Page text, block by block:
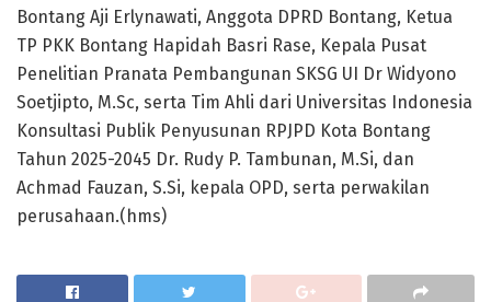
Bontang Aji Erlynawati, Anggota DPRD Bontang, Ketua
TP PKK Bontang Hapidah Basri Rase, Kepala Pusat
Penelitian Pranata Pembangunan SKSG UI Dr Widyono
Soetjipto, M.Sc, serta Tim Ahli dari Universitas Indonesia
Konsultasi Publik Penyusunan RPJPD Kota Bontang
Tahun 2025-2045 Dr. Rudy P. Tambunan, M.Si, dan
Achmad Fauzan, S.Si, kepala OPD, serta perwakilan
perusahaan.(hms)